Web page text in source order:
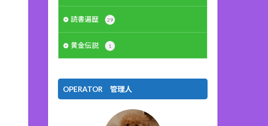
読書遍歴 29
黄金伝説 1
OPERATOR 管理人